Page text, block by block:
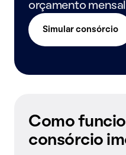
orçamento mensal
Simular consórcio
Como
consórcio